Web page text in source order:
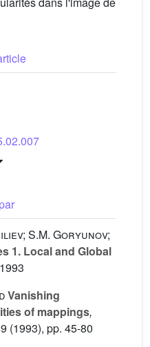
S.M. Goryunov;
1. Local and Global
Vanishing
of mappings,
(1993), pp. 45-80